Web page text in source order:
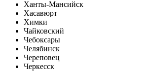
Ханты-Мансийск
Хасавюрт
Химки
Чайковский
Чебоксары
Челябинск
Череповец
Черкесск